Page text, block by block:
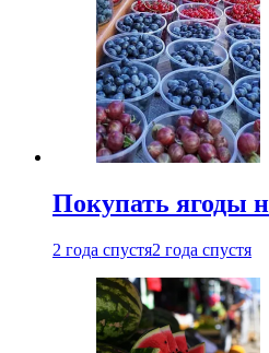
Покупать ягоды
2 года спустя2 года спустя